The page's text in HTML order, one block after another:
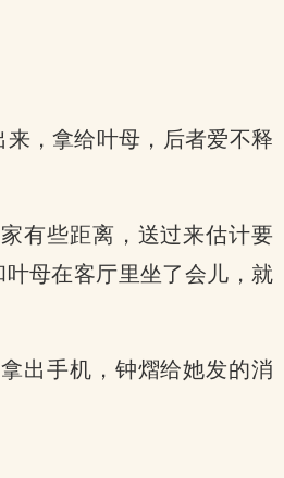
来，拿给叶母，后者爱不释
有些距离，送过来估计要
母在客厅里坐了会儿，就
出手机，钟熠给她发的消